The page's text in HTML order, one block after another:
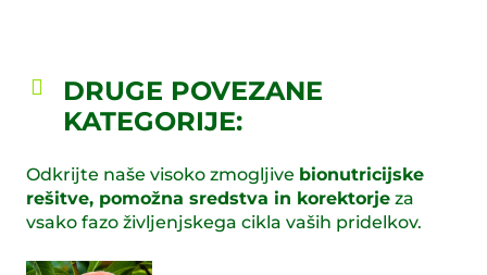
DRUGE POVEZANE
KATEGORIJE:
Odkrijte naše visoko zmogljive bionutricijske
rešitve, pomožna sredstva in korektorje za
vsako fazo življenjskega cikla vaših pridelkov.